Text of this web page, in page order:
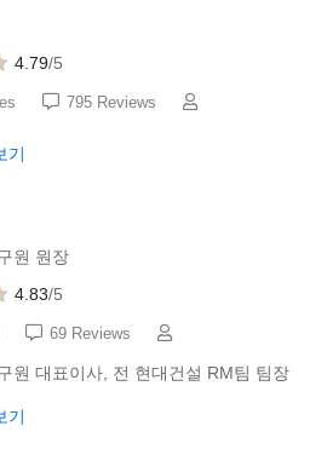
4.79/5
795 Reviews
기
원 원장
4.83/5
69 Reviews
원 대표이사, 전 현대건설 RM팀 팀장
기